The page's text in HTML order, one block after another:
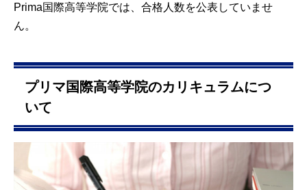
Prima国際高等学院では、合格人数を公表していませ
ん。
プリマ国際高等学院のカリキュラムにつ
いて